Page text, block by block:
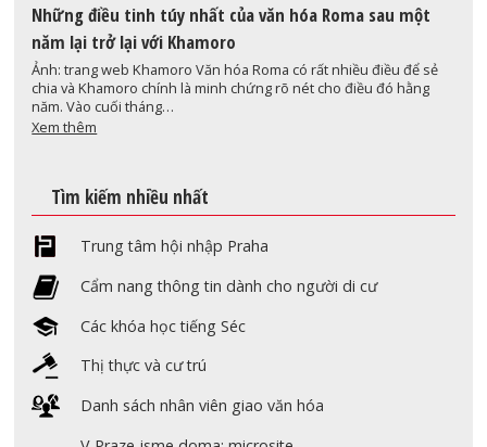
Những điều tinh túy nhất của văn hóa Roma sau một
năm lại trở lại với Khamoro
Ảnh: trang web Khamoro Văn hóa Roma có rất nhiều điều để sẻ
chia và Khamoro chính là minh chứng rõ nét cho điều đó hằng
năm. Vào cuối tháng…
Xem thêm
Tìm kiếm nhiều nhất
Trung tâm hội nhập Praha
Cẩm nang thông tin dành cho người di cư
Các khóa học tiếng Séc
Thị thực và cư trú
Danh sách nhân viên giao văn hóa